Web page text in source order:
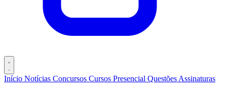
Início Notícias Concursos Cursos Presencial Questões Assinaturas